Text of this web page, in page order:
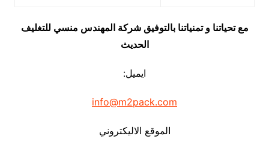
مع تحياتنا و تمنياتنا بالتوفيق شركة المهندس منسي للتغليف
الحديث
ايميل:
info@m2pack.com
الموقع الاليكتروني